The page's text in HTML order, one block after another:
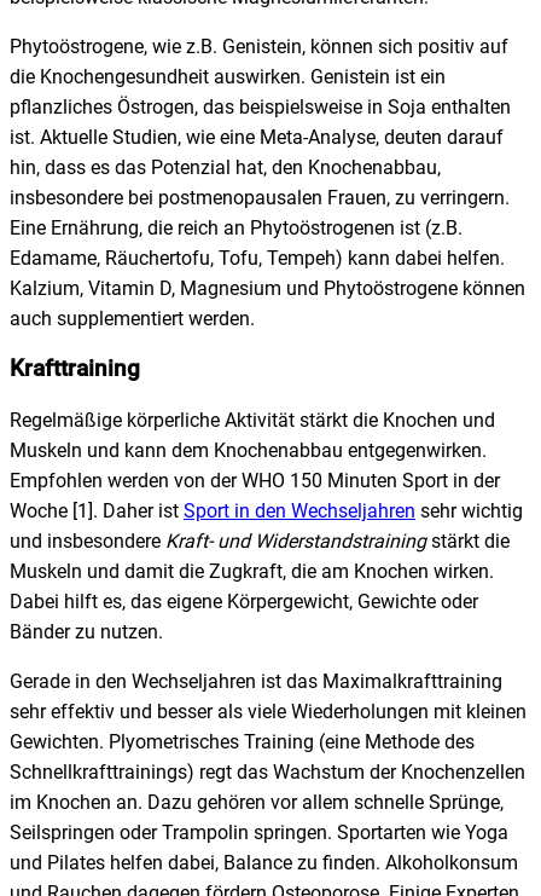
Phytoöstrogene, wie z.B. Genistein, können sich positiv auf
die Knochengesundheit auswirken. Genistein ist ein
pflanzliches Östrogen, das beispielsweise in Soja enthalten
ist. Aktuelle Studien, wie eine Meta-Analyse, deuten darauf
hin, dass es das Potenzial hat, den Knochenabbau,
insbesondere bei postmenopausalen Frauen, zu verringern.
Eine Ernährung, die reich an Phytoöstrogenen ist (z.B.
Edamame, Räuchertofu, Tofu, Tempeh) kann dabei helfen.
Kalzium, Vitamin D, Magnesium und Phytoöstrogene können
auch supplementiert werden.
Krafttraining
Regelmäßige körperliche Aktivität stärkt die Knochen und
Muskeln und kann dem Knochenabbau entgegenwirken.
Empfohlen werden von der WHO 150 Minuten Sport in der
Woche [1]. Daher ist Sport in den Wechseljahren sehr wichtig
und insbesondere Kraft- und Widerstandstrainingstärkt die
Muskeln und damit die Zugkraft, die am Knochen wirken.
Dabei hilft es, das eigene Körpergewicht, Gewichte oder
Bänder zu nutzen.
Gerade in den Wechseljahren ist das Maximalkrafttraining
sehr effektiv und besser als viele Wiederholungen mit kleinen
Gewichten. Plyometrisches Training (eine Methode des
Schnellkrafttrainings) regt das Wachstum der Knochenzellen
im Knochen an. Dazu gehören vor allem schnelle Sprünge,
Seilspringen oder Trampolin springen. Sportarten wie Yoga
und Pilates helfen dabei, Balance zu finden. Alkoholkonsum